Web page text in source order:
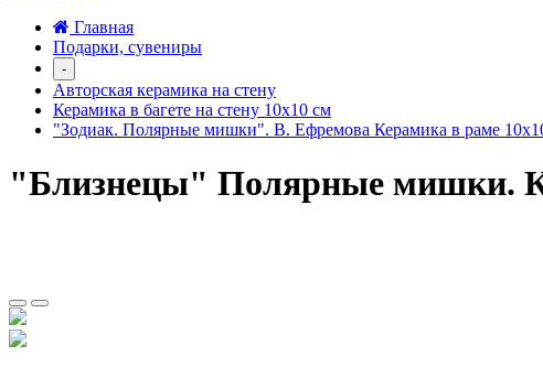
Главная
Подарки, сувениры
-
Авторская керамика на стену
Керамика в багете на стену 10х10 см
"Зодиак. Полярные мишки". В. Ефремова Керамика в раме
"Близнецы" Полярные мишки.